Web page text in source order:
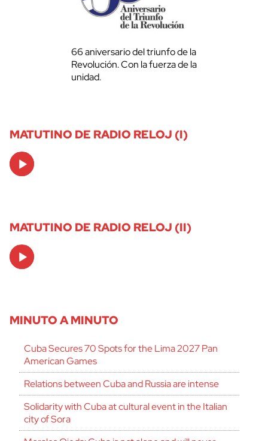
66 aniversario del triunfo de la
Revolución. Con la fuerza de la
unidad.
MATUTINO DE RADIO RELOJ (I)
Audio
Player
MATUTINO DE RADIO RELOJ (II)
Audio
Player
MINUTO A MINUTO
Cuba Secures 70 Spots for the Lima 2027 Pan
American Games
Relations between Cuba and Russia are intense
Solidarity with Cuba at cultural event in the Italian
city of Sora